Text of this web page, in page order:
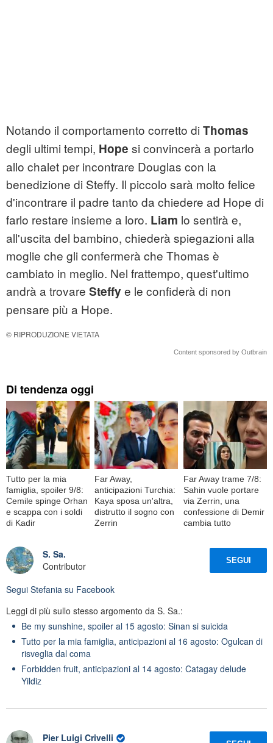
Notando il comportamento corretto di Thomas
degli ultimi tempi, Hope si convincerà a portarlo
allo chalet per incontrare Douglas con la
benedizione di Steffy. Il piccolo sarà molto felice
d'incontrare il padre tanto da chiedere ad Hope di
farlo restare insieme a loro. Liam lo sentirà e,
all'uscita del bambino, chiederà spiegazioni alla
moglie che gli confermerà che Thomas è
cambiato in meglio. Nel frattempo, quest'ultimo
andrà a trovare Steffy e le confiderà di non
pensare più a Hope.
© RIPRODUZIONE VIETATA
Content sponsored by Outbrain
Di tendenza oggi
Tutto per la mia
famiglia, spoiler 9/8:
Cemile spinge Orhan
e scappa con i soldi
di Kadir
Far Away,
anticipazioni Turchia:
Kaya sposa un'altra,
distrutto il sogno con
Zerrin
Far Away trame 7/8:
Sahin vuole portare
via Zerrin, una
confessione di Demir
cambia tutto
S. Sa.
Contributor
SEGUI
Segui Stefania su Facebook
Leggi di più sullo stesso argomento da S. Sa.:
Be my sunshine, spoiler al 15 agosto: Sinan si suicida
Tutto per la mia famiglia, anticipazioni al 16 agosto: Ogulcan di
risveglia dal coma
Forbidden fruit, anticipazioni al 14 agosto: Catagay delude
Yildiz
Pier Luigi Crivelli